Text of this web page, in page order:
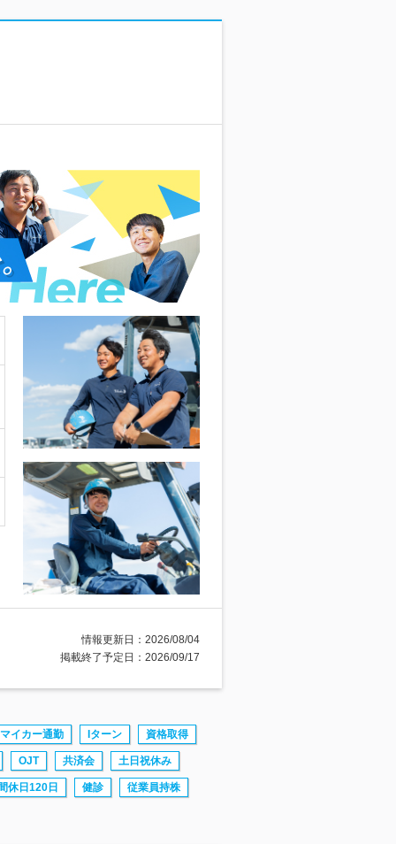
情報更新日：2026/08/04
掲載終了予定日：2026/09/17
マイカー通勤 Iターン 資格取得
OJT 共済会 土日祝休み
休日120日 健診 従業員持株